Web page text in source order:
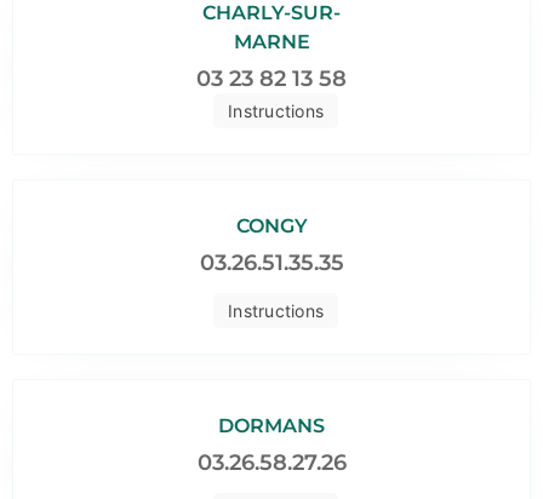
Instructions
CHARLY-SUR-
MARNE
03 23 82 13 58
Instructions
CONGY
03.26.51.35.35
DORMANS
03.26.58.27.26